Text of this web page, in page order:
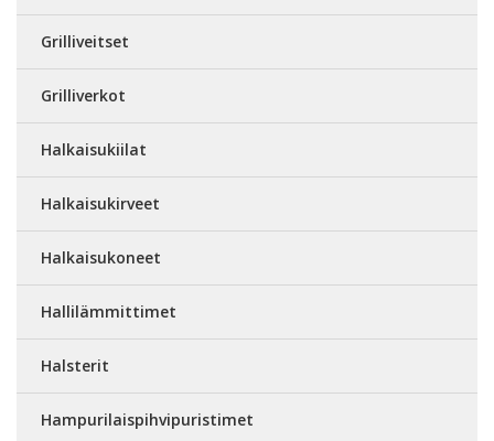
Grilliveitset
Grilliverkot
Halkaisukiilat
Halkaisukirveet
Halkaisukoneet
Hallilämmittimet
Halsterit
Hampurilaispihvipuristimet